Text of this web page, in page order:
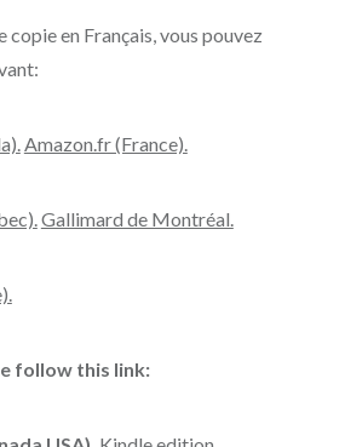
en Français, vous pouvez
Amazon.fr (France).
Gallimard de Montréal.
follow this link: